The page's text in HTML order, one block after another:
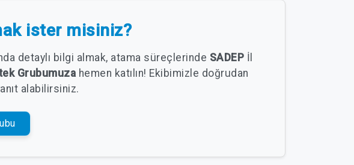
ister misiniz?
detaylı bilgi almak, atama süreçlerinde SADEP İl
Grubumuza hemen katılın! Ekibimizle doğrudan
alabilirsiniz.